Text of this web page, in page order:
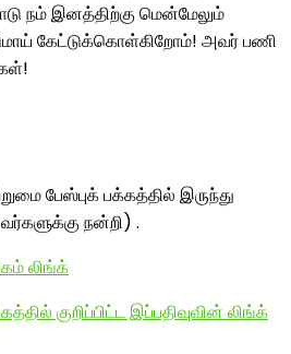
நம் இனத்திற்கு மென்மேலும்
கேட்டுக்கொள்கிறோம்! அவர் பணி
பேஸ்புக் பக்கத்தில் இருந்து
நன்றி) .
லிங்க்
குறிப்பிட்ட இப்பதிவுவின் லிங்க்